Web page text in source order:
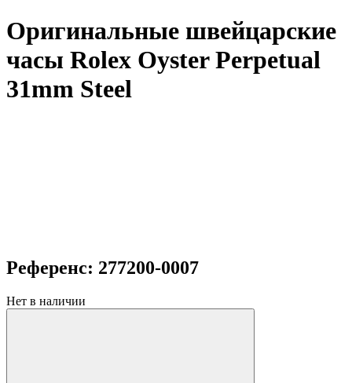
Оригинальные швейцарские
часы Rolex Oyster Perpetual
31mm Steel
Референс: 277200-0007
Нет в наличии